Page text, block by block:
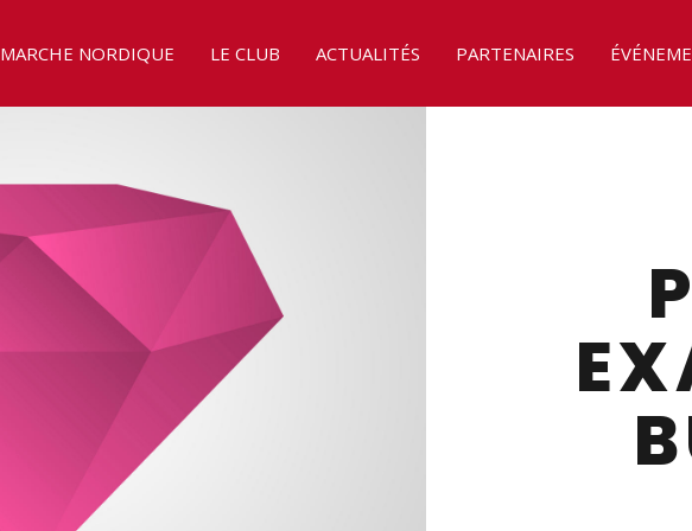
MARCHE NORDIQUE LE CLUB ACTUALITÉS PARTENAIRES